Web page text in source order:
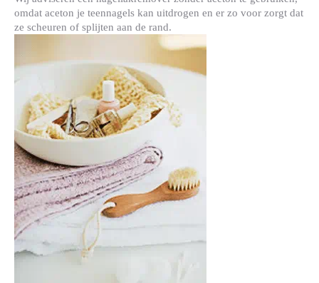
omdat aceton je teennagels kan uitdrogen en er zo voor zorgt dat
ze scheuren of splijten aan de rand.